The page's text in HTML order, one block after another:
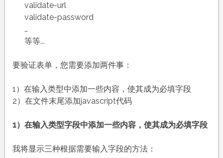
validate-url
validate-password
…
等等...
要验证表单，您需要添加两件事：
1）在输入类型中添加一些内容，使其成为必填字段
2）在文件末尾添加javascript代码
1）在输入类型字段中添加一些内容，使其成为必填字段
我将显示三种根据需要输入字段的方法：